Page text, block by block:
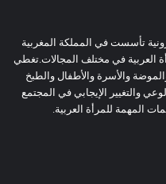
تأسست في المملكة المغربية
بشؤون المرأة العربية في مختلف المجالات.تغطي
والأسرة والأطفال والطبخ
والتغيير الإيجابي في المجتمع
المهمة للمرأة العربية.